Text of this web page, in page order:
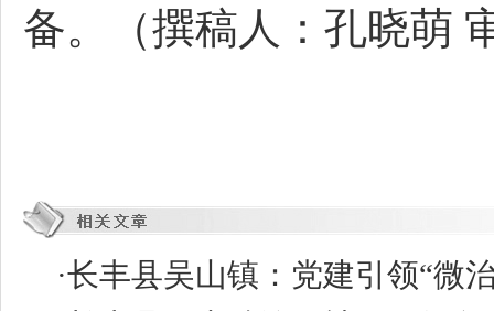
备。（撰稿人：孔晓萌
·长丰县吴山镇：党建引领“微